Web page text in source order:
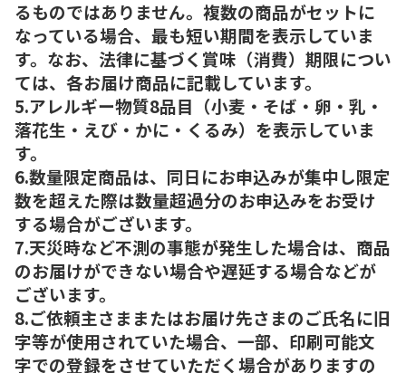
るものではありません。複数の商品がセットに
なっている場合、最も短い期間を表示していま
す。なお、法律に基づく賞味（消費）期限につい
ては、各お届け商品に記載しています。
5.アレルギー物質8品目（小麦・そば・卵・乳・
落花生・えび・かに・くるみ）を表示していま
す。
6.数量限定商品は、同日にお申込みが集中し限定
数を超えた際は数量超過分のお申込みをお受け
する場合がございます。
7.天災時など不測の事態が発生した場合は、商品
のお届けができない場合や遅延する場合などが
ございます。
8.ご依頼主さままたはお届け先さまのご氏名に旧
字等が使用されていた場合、一部、印刷可能文
字での登録をさせていただく場合がありますの